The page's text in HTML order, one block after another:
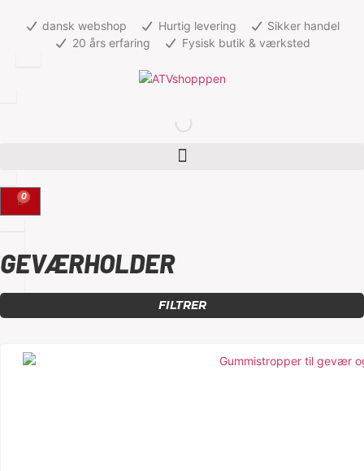
dansk webshop Hurtig levering
Sikker handel
20 års erfaring
Fysisk butik & værksted
0
GEVÆRHOLDER
FILTRER